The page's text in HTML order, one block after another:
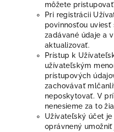
môžete
Pri registrácii
povinnosťou
zadávané údaje a
aktualizovať.
Prístup k
užívateľským
prístupových
zachovávať
neposkytovať. V
nenesieme za to
Užívateľský účet
oprávnený